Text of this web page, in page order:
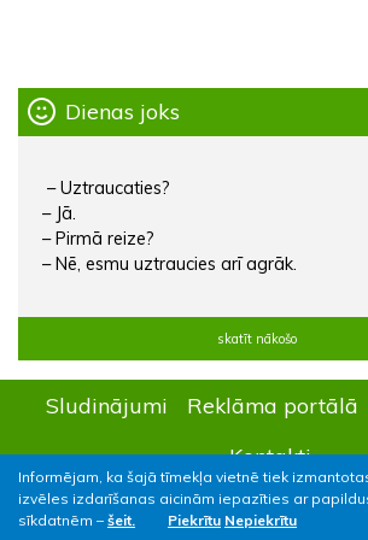
Informējam, ka šajā tīmekļa vietnē tiek
izvēles izdarīšanas aicinām iepazīties ar
sīkdatnēm – šeit. Piekrītu Nepiekrītu
Dienas joks
– Uztraucaties?
– Jā.
– Pirmā reize?
– Nē, esmu uztraucies arī agrāk.
skatīt nākošo
Sludinājumi Reklāma portālā
Kontakti